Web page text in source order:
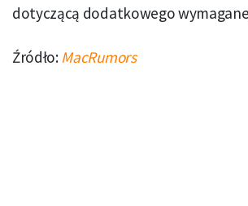
dotyczącą dodatkowego
Źródło:MacRumors